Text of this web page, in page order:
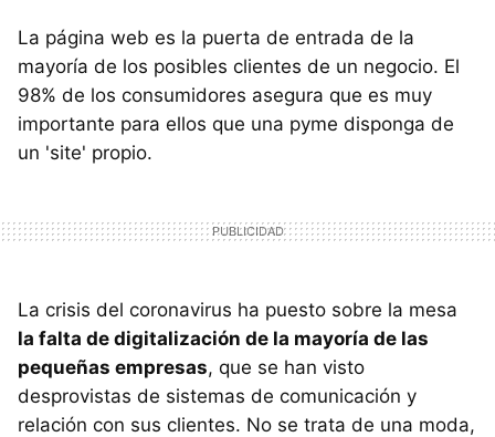
La página web es la puerta de entrada de la
mayoría de los posibles clientes de un negocio. El
98% de los consumidores asegura que es muy
importante para ellos que una pyme disponga de
un 'site' propio.
La crisis del coronavirus ha puesto sobre la mesa
la falta de digitalización de la mayoría de las
pequeñas empresas, que se han visto
desprovistas de sistemas de comunicación y
relación con sus clientes. No se trata de una moda,